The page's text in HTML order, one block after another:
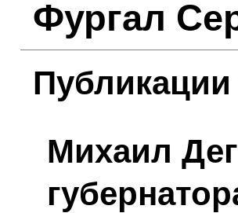
Фургал
Михаил